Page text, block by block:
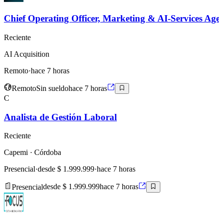
Chief Operating Officer, Marketing & AI-Services
Reciente
AI Acquisition
Remoto·hace 7 horas
RemotoSin sueldohace 7 horas
C
Analista de Gestión Laboral
Reciente
Capemi · Córdoba
Presencial·desde $ 1.999.999·hace 7 horas
Presencialdesde $ 1.999.999hace 7 horas